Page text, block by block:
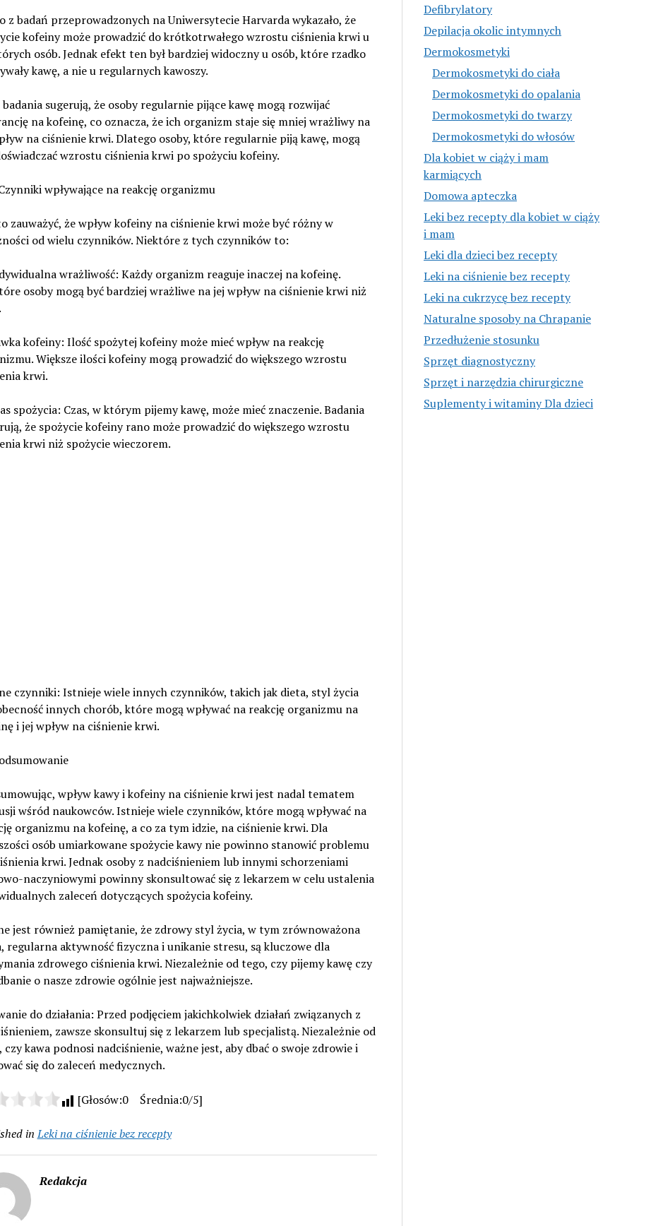
z badań przeprowadzonych na Uniwersytecie Harvarda wykazało, że
kofeiny może prowadzić do krótkotrwałego wzrostu ciśnienia krwi u
osób. Jednak efekt ten był bardziej widoczny u osób, które rzadko
kawę, a nie u regularnych kawoszy.
sugerują, że osoby regularnie pijące kawę mogą rozwijać
na kofeinę, co oznacza, że ich organizm staje się mniej wrażliwy na
na ciśnienie krwi. Dlatego osoby, które regularnie piją kawę, mogą
wzrostu ciśnienia krwi po spożyciu kofeiny.
wpływające na reakcję organizmu
zauważyć, że wpływ kofeiny na ciśnienie krwi może być różny w
od wielu czynników. Niektóre z tych czynników to:
wrażliwość: Każdy organizm reaguje inaczej na kofeinę.
osoby mogą być bardziej wrażliwe na jej wpływ na ciśnienie krwi niż
kofeiny: Ilość spożytej kofeiny może mieć wpływ na reakcję
Większe ilości kofeiny mogą prowadzić do większego wzrostu
krwi.
spożycia: Czas, w którym pijemy kawę, może mieć znaczenie. Badania
że spożycie kofeiny rano może prowadzić do większego wzrostu
krwi niż spożycie wieczorem.
czynniki: Istnieje wiele innych czynników, takich jak dieta, styl życia
innych chorób, które mogą wpływać na reakcję organizmu na
i jej wpływ na ciśnienie krwi.
wpływ kawy i kofeiny na ciśnienie krwi jest nadal tematem
wśród naukowców. Istnieje wiele czynników, które mogą wpływać na
organizmu na kofeinę, a co za tym idzie, na ciśnienie krwi. Dla
osób umiarkowane spożycie kawy nie powinno stanowić problemu
krwi. Jednak osoby z nadciśnieniem lub innymi schorzeniami
naczyniowymi powinny skonsultować się z lekarzem w celu ustalenia
zaleceń dotyczących spożycia kofeiny.
jest również pamiętanie, że zdrowy styl życia, w tym zrównoważona
regularna aktywność fizyczna i unikanie stresu, są kluczowe dla
zdrowego ciśnienia krwi. Niezależnie od tego, czy pijemy kawę czy
o nasze zdrowie ogólnie jest najważniejsze.
do działania: Przed podjęciem jakichkolwiek działań związanych z
zawsze skonsultuj się z lekarzem lub specjalistą. Niezależnie od
czy kawa podnosi nadciśnienie, ważne jest, aby dbać o swoje zdrowie i
się do zaleceń medycznych.
[Głosów:0 Średnia:0/5]
in Leki na ciśnienie bez recepty
Redakcja
Defibrylatory
Depilacja okolic intymnych
Dermokosmetyki
Dermokosmetyki do ciała
Dermokosmetyki do opalania
Dermokosmetyki do twarzy
Dermokosmetyki do włosów
Dla kobiet w ciąży i mam
karmiących
Domowa apteczka
Leki bez recepty dla kobiet w ciąży
i mam
Leki dla dzieci bez recepty
Leki na ciśnienie bez recepty
Leki na cukrzycę bez recepty
Naturalne sposoby na Chrapanie
Przedłużenie stosunku
Sprzęt diagnostyczny
Sprzęt i narzędzia chirurgiczne
Suplementy i witaminy Dla dzieci